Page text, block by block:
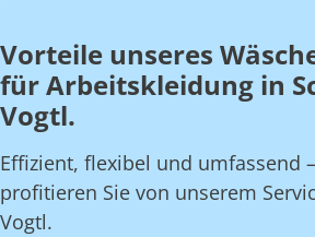
Vorteile unseres
für Arbeitskleidung in
Vogtl.
Effizient, flexibel und umfassend
profitieren Sie von unserem
Vogtl.